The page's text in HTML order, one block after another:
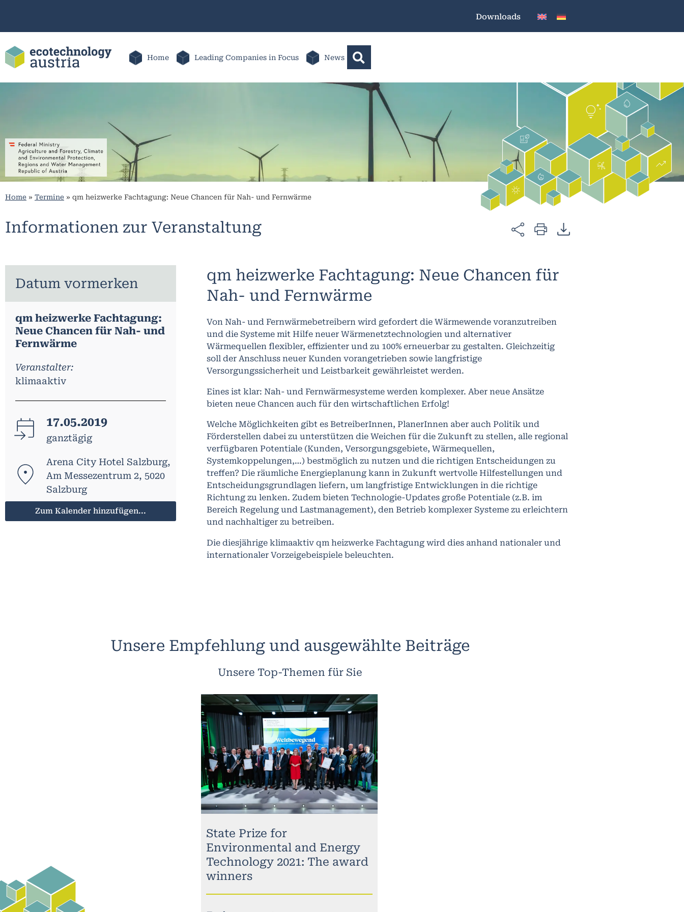
Downloads
Home Leading Companies in Focus News
Home » Termine » qm heizwerke Fachtagung: Neue Chancen für Nah- und Fernwärme
Informationen zur Veranstaltung
Datum vormerken
qm heizwerke Fachtagung:
Neue Chancen für Nah- und
Fernwärme
Veranstalter:
klimaaktiv
17.05.2019
ganztägig
Arena City Hotel Salzburg,
Am Messezentrum 2, 5020
Salzburg
Zum Kalender hinzufügen...
qm heizwerke Fachtagung: Neue Chancen für
Nah- und Fernwärme
Von Nah- und Fernwärmebetreibern wird gefordert die Wärmewende voranzutreiben
und die Systeme mit Hilfe neuer Wärmenetztechnologien und alternativer
Wärmequellen flexibler, effizienter und zu 100% erneuerbar zu gestalten. Gleichzeitig
soll der Anschluss neuer Kunden vorangetrieben sowie langfristige
Versorgungssicherheit und Leistbarkeit gewährleistet werden.
Eines ist klar: Nah- und Fernwärmesysteme werden komplexer. Aber neue Ansätze
bieten neue Chancen auch für den wirtschaftlichen Erfolg!
Welche Möglichkeiten gibt es BetreiberInnen, PlanerInnen aber auch Politik und
Förderstellen dabei zu unterstützen die Weichen für die Zukunft zu stellen, alle regional
verfügbaren Potentiale (Kunden, Versorgungsgebiete, Wärmequellen,
Systemkoppelungen,…) bestmöglich zu nutzen und die richtigen Entscheidungen zu
treffen? Die räumliche Energieplanung kann in Zukunft wertvolle Hilfestellungen und
Entscheidungsgrundlagen liefern, um langfristige Entwicklungen in die richtige
Richtung zu lenken. Zudem bieten Technologie-Updates große Potentiale (z.B. im
Bereich Regelung und Lastmanagement), den Betrieb komplexer Systeme zu erleichtern
und nachhaltiger zu betreiben.
Die diesjährige klimaaktiv qm heizwerke Fachtagung wird dies anhand nationaler und
internationaler Vorzeigebeispiele beleuchten.
Unsere Empfehlung und ausgewählte Beiträge
Unsere Top-Themen für Sie
State Prize for
Environmental and Energy
Technology 2021: The award
winners